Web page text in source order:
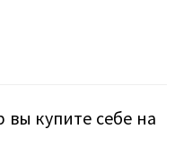
купите себе на